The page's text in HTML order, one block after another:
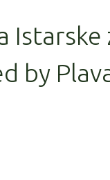
Istarske
by